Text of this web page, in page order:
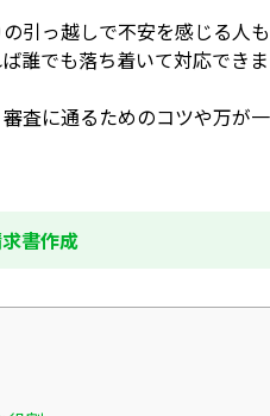
引っ越しで不安を感じる人
誰でも落ち着いて対応でき
査に通るためのコツや万が
書作成